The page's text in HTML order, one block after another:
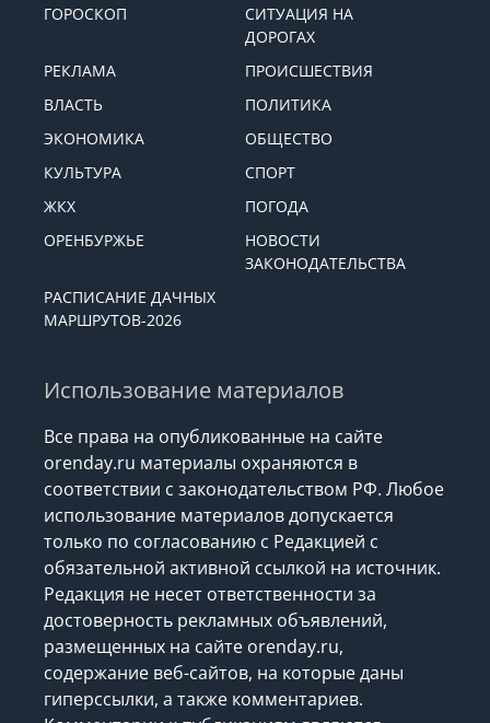
ГОРОСКОП
СИТУАЦИЯ НА
ДОРОГАХ
РЕКЛАМА
ПРОИСШЕСТВИЯ
ВЛАСТЬ
ПОЛИТИКА
ЭКОНОМИКА
ОБЩЕСТВО
КУЛЬТУРА
СПОРТ
ЖКХ
ПОГОДА
ОРЕНБУРЖЬЕ
НОВОСТИ
ЗАКОНОДАТЕЛЬСТВА
РАСПИСАНИЕ ДАЧНЫХ
МАРШРУТОВ-2026
Использование материалов
Все права на опубликованные на сайте
orenday.ru материалы охраняются в
соответствии с законодательством РФ. Любое
использование материалов допускается
только по согласованию с Редакцией с
обязательной активной ссылкой на источник.
Редакция не несет ответственности за
достоверность рекламных объявлений,
размещенных на сайте orenday.ru,
содержание веб-сайтов, на которые даны
гиперссылки, а также комментариев.